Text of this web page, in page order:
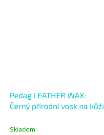
Pedag LEATHER WAX:
Černý přírodní vosk na kůži
Skladem